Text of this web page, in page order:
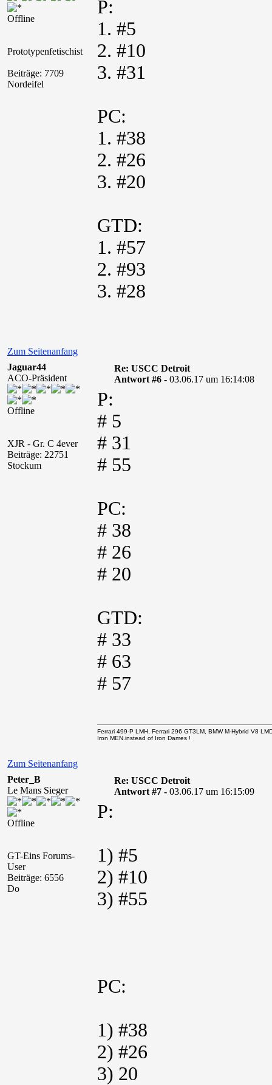
Offline
Prototypenfetischist
Beiträge: 7709
Nordeifel
P:
1. #5
2. #10
3. #31
PC:
1. #38
2. #26
3. #20
GTD:
1. #57
2. #93
3. #28
Zum Seitenanfang
Jaguar44
ACO-Präsident
Offline
XJR - Gr. C 4ever
Beiträge: 22751
Stockum
Re: USCC Detroit
Antwort #6 - 03.06.17 um 16:14:08
P:
# 5
# 31
# 55
PC:
# 38
# 26
# 20
GTD:
# 33
# 63
# 57
Zum Seitenanfang
Ferrari 499-P LMH, Ferrari 296 GT3LM, BMW M-Hybrid V8
Iron MEN.instead of Iron Dames !
Peter_B
Le Mans Sieger
Offline
GT-Eins Forums-
User
Beiträge: 6556
Do
Re: USCC Detroit
Antwort #7 - 03.06.17 um 16:15:09
P:
1) #5
2) #10
3) #55
PC:
1) #38
2) #26
3) 20